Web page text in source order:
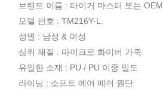
브랜드 이름 : 타이거 마스터 또는 OEM
모델 번호 : TM216Y-L.
성별 : 남성 & 여성
상위 재질 : 마이크로 화이버 가죽
유일한 소재 : PU / PU 이중 밀도
라이닝 : 소프트 에어 메쉬 원단